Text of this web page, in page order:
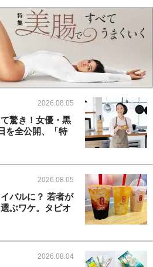
2026.08.05
て驚き！女優・黒
を全公開、「特
2026.08.05
バルに？ 若者が
選ぶワケ。タピオ
2026.08.04